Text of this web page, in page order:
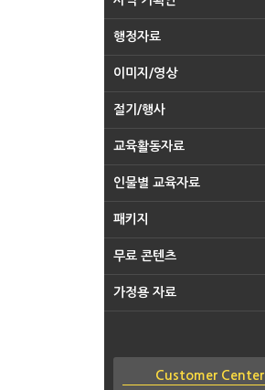
행정자료
이미지/영상
절기/행사
교육활동자료
인물별 교육자료
패키지
무료 콘텐츠
가정용 자료
Customer Center